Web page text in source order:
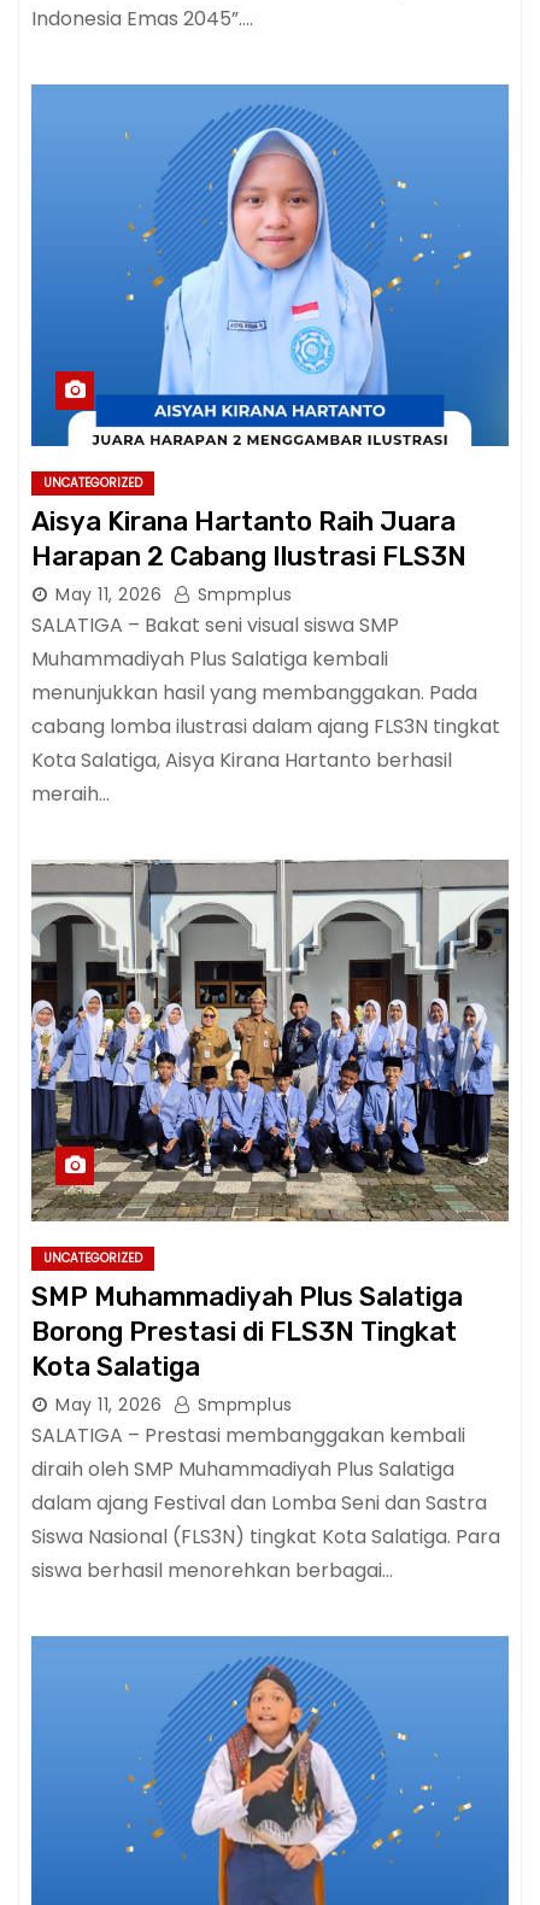
Indonesia Emas 2045”.…
UNCATEGORIZED
Aisya Kirana Hartanto Raih Juara
Harapan 2 Cabang Ilustrasi FLS3N
May 11, 2026 Smpmplus
SALATIGA – Bakat seni visual siswa SMP
Muhammadiyah Plus Salatiga kembali
menunjukkan hasil yang membanggakan. Pada
cabang lomba ilustrasi dalam ajang FLS3N tingkat
Kota Salatiga, Aisya Kirana Hartanto berhasil
meraih…
UNCATEGORIZED
SMP Muhammadiyah Plus Salatiga
Borong Prestasi di FLS3N Tingkat
Kota Salatiga
May 11, 2026 Smpmplus
SALATIGA – Prestasi membanggakan kembali
diraih oleh SMP Muhammadiyah Plus Salatiga
dalam ajang Festival dan Lomba Seni dan Sastra
Siswa Nasional (FLS3N) tingkat Kota Salatiga. Para
siswa berhasil menorehkan berbagai…